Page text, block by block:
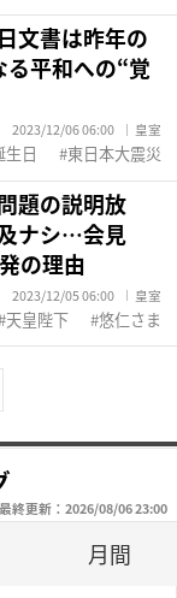
文書は昨年の
平和への“覚
2023/12/06 06:00 皇室
生日 東日本大震災
題の説明放
ナシ…会見
の理由
2023/12/05 06:00 皇室
天皇陛下 悠仁さま
最終更新：2026/08/06 23:00
月間